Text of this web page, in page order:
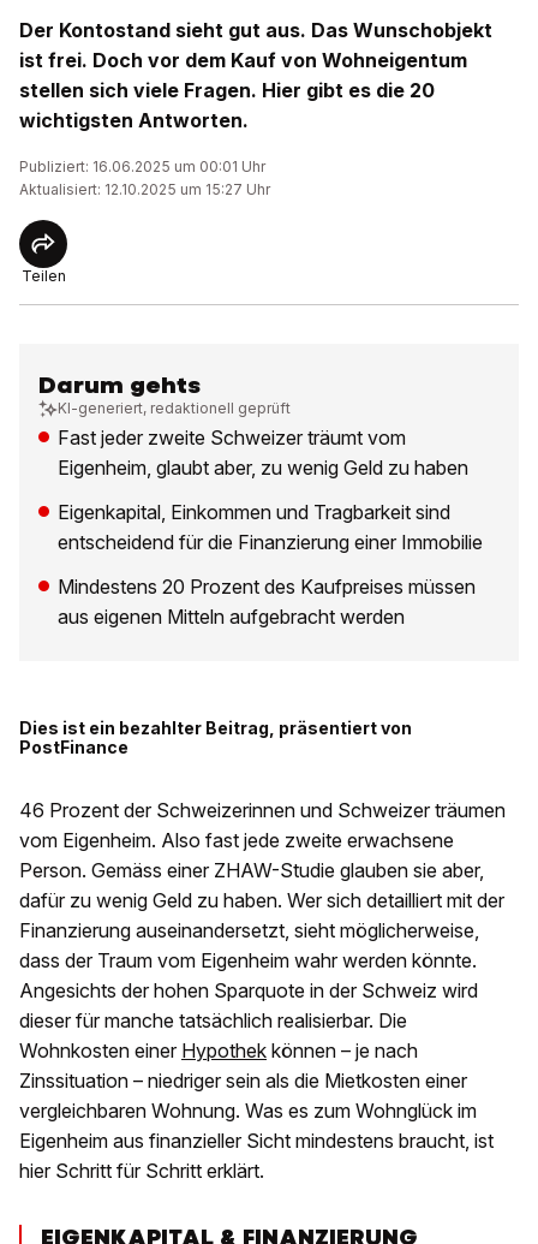
Der Kontostand sieht gut aus. Das Wunschobjekt
ist frei. Doch vor dem Kauf von Wohneigentum
stellen sich viele Fragen. Hier gibt es die 20
wichtigsten Antworten.
Publiziert: 16.06.2025 um 00:01 Uhr
Aktualisiert: 12.10.2025 um 15:27 Uhr
Teilen
Darum gehts
KI-generiert, redaktionell geprüft
Fast jeder zweite Schweizer träumt vom
Eigenheim, glaubt aber, zu wenig Geld zu haben
Eigenkapital, Einkommen und Tragbarkeit sind
entscheidend für die Finanzierung einer Immobilie
Mindestens 20 Prozent des Kaufpreises müssen
aus eigenen Mitteln aufgebracht werden
Dies ist ein bezahlter Beitrag, präsentiert von
PostFinance
46 Prozent der Schweizerinnen und Schweizer träumen
vom Eigenheim. Also fast jede zweite erwachsene
Person. Gemäss einer ZHAW-Studie glauben sie aber,
dafür zu wenig Geld zu haben. Wer sich detailliert mit der
Finanzierung auseinandersetzt, sieht möglicherweise,
dass der Traum vom Eigenheim wahr werden könnte.
Angesichts der hohen Sparquote in der Schweiz wird
dieser für manche tatsächlich realisierbar. Die
Wohnkosten einer Hypothek können – je nach
Zinssituation – niedriger sein als die Mietkosten einer
vergleichbaren Wohnung. Was es zum Wohnglück im
Eigenheim aus finanzieller Sicht mindestens braucht, ist
hier Schritt für Schritt erklärt.
EIGENKAPITAL & FINANZIERUNG